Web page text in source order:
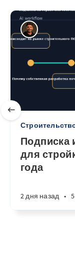
Подписка
для
года
2 дня назад •